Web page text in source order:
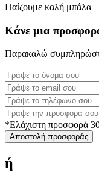
Παίζουμε καλή μπάλα
Κάνε μια
Παρακαλώ
*Ελάχιστη προσφορά
Αποστολή προσφοράς
ή